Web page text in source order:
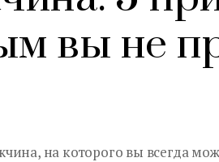
вы не
на которого вы всегда